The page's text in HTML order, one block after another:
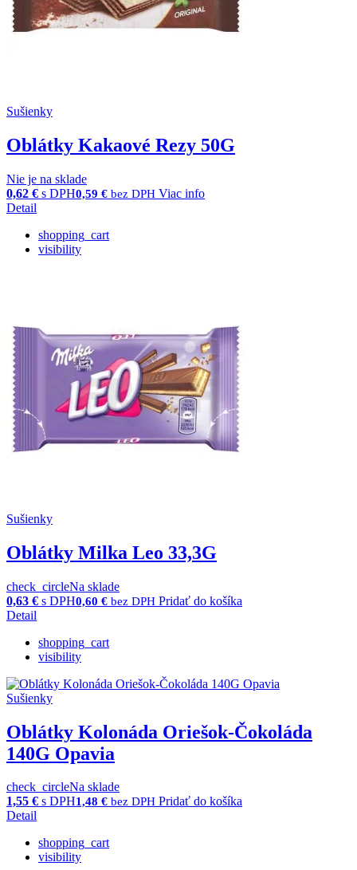
Sušienky
Oblátky Kakaové Rezy 50G
Nie je na sklade
0,62 € s DPH0,59 € bez DPH Viac info
Detail
shopping_cart
visibility
Sušienky
Oblátky Milka Leo 33,3G
check_circleNa sklade
0,63 € s DPH0,60 € bez DPH Pridať do košíka
Detail
shopping_cart
visibility
Sušienky
Oblátky Kolonáda Oriešok-Čokoláda
140G Opavia
check_circleNa sklade
1,55 € s DPH1,48 € bez DPH Pridať do košíka
Detail
shopping_cart
visibility